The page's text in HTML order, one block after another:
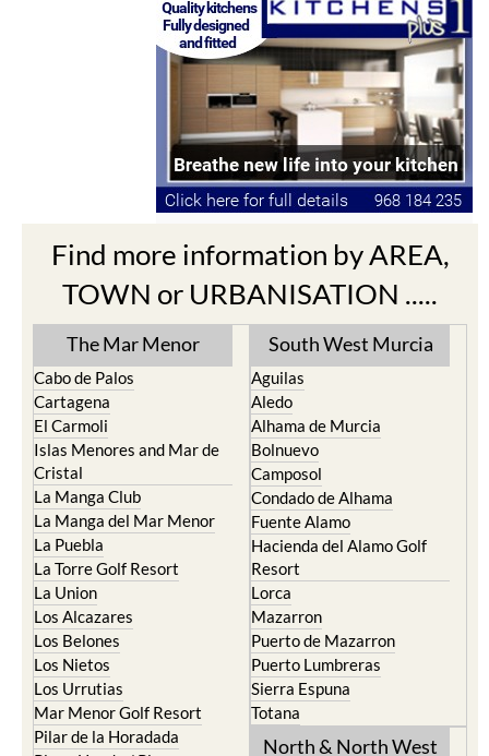
Find more information by AREA,
TOWN or URBANISATION .....
The Mar Menor
Cabo de Palos
El Carmoli
Islas Menores and Mar de
Cristal
La Manga Club
La Manga del Mar Menor
La Puebla
La Torre Golf Resort
La Union
Los Alcazares
Los Belones
Los Nietos
Los Urrutias
Mar Menor Golf Resort
Pilar de la Horadada
Playa Honda / Playa
Paraiso
South West Murcia
Aguilas
Alhama de Murcia
Bolnuevo
Camposol
Condado de Alhama
Fuente Alamo
Hacienda del Alamo Golf
Resort
Lorca
Mazarron
Puerto de Mazarron
Puerto Lumbreras
Sierra Espuna
Totana
North & North West
Murcia